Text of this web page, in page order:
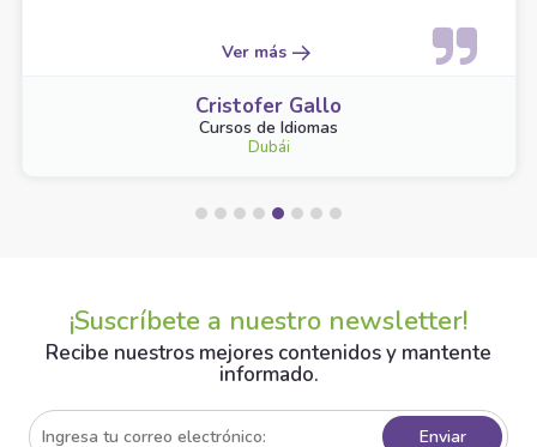
Ver más
Cristofer Gallo
Cursos de Idiomas
Dubái
¡Suscríbete a nuestro newsletter!
Recibe nuestros mejores contenidos y mantente
informado.